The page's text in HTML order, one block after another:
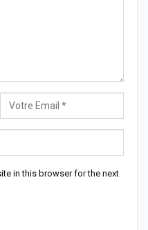
in this browser for the next